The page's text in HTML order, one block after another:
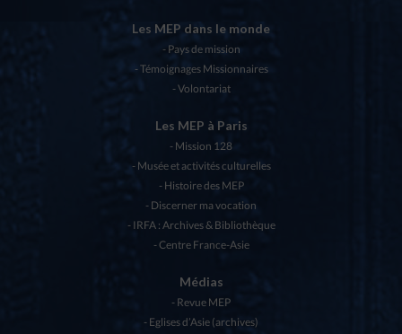
Les MEP dans le monde
Pays de mission
Témoignages Missionnaires
Volontariat
Les MEP à Paris
Mission 128
Musée et activités culturelles
Histoire des MEP
Discerner ma vocation
IRFA : Archives & Bibliothèque
Centre France-Asie
Médias
Revue MEP
Eglises d’Asie (archives)